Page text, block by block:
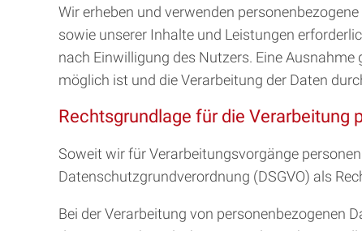
Wir erheben und verwenden
sowie unserer Inhalte und Leistungen
nach Einwilligung des Nutzers. Eine
möglich ist und die Verarbeitung der Daten
Rechtsgrundlage für die Verarbeitung
Soweit wir für Verarbeitungsvorgänge
Datenschutzgrundverordnung (DSGVO) als
Bei der Verarbeitung von personenbezogenen